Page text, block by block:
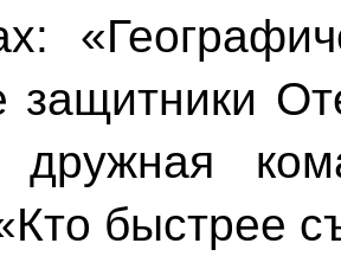
защитники
дружная
быстрее